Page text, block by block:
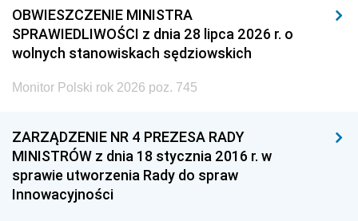
OBWIESZCZENIE MINISTRA
SPRAWIEDLIWOŚCI z dnia 28 lipca 2026 r. o
wolnych stanowiskach sędziowskich
Monitor Polski rok 2026 poz. 745
ZARZĄDZENIE NR 4 PREZESA RADY
MINISTRÓW z dnia 18 stycznia 2016 r. w
sprawie utworzenia Rady do spraw
Innowacyjności